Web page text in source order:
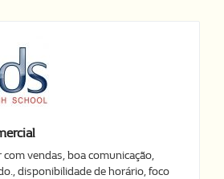
vendas, boa comunicação,
disponibilidade de horário, foco